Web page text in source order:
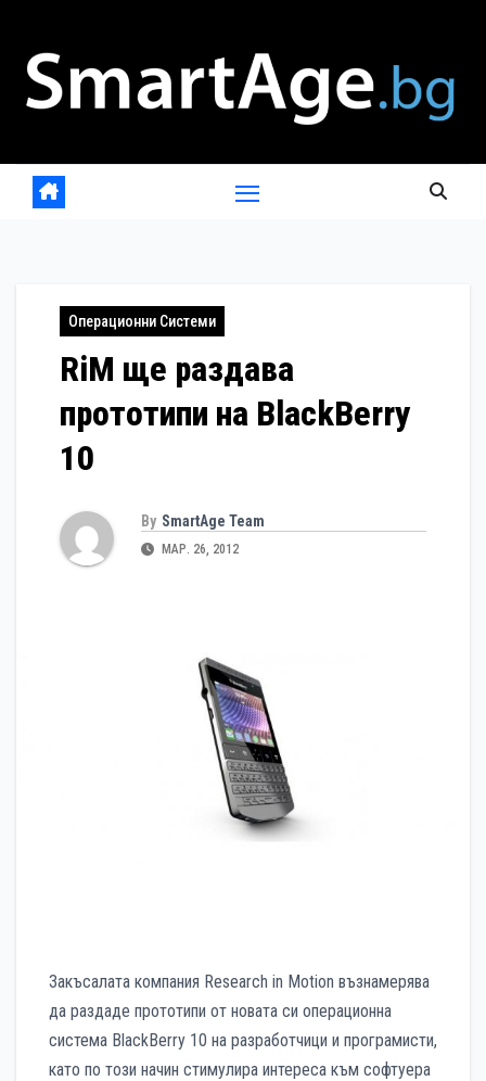
content
Операционни Системи
RiM ще раздава
прототипи на BlackBerry
10
By SmartAge Team
МАР. 26, 2012
Закъсалата компания Research in Motion възнамерява
да раздаде прототипи от новата си операционна
система BlackBerry 10 на разработчици и програмисти,
като по този начин стимулира интереса към софтуера